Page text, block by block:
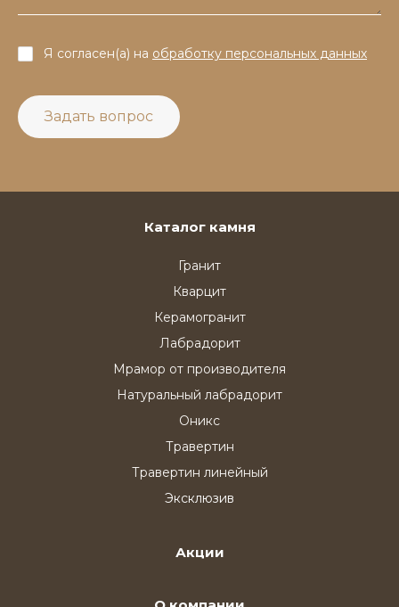
Задать вопрос
Я согласен(а) на обработку персональных данных
Каталог камня
Гранит
Кварцит
Керамогранит
Лабрадорит
Мрамор от производителя
Натуральный лабрадорит
Оникс
Травертин
Травертин линейный
Эксклюзив
Акции